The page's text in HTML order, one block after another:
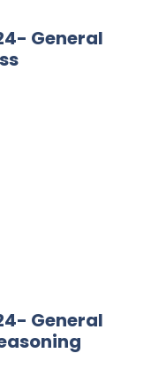
General
General